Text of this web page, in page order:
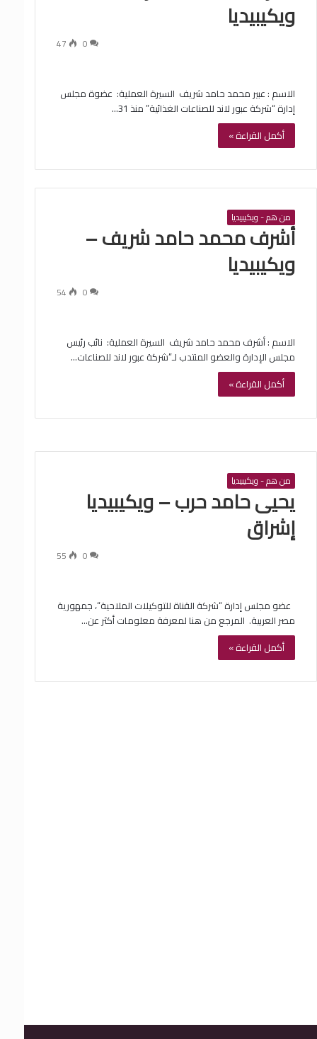
ويكيبيديا
0
47
الاسم : ‏عبير محمد حامد شريف ‏ السيرة العملية: ‏ عضوة مجلس
إدارة “شركة عبور لاند للصناعات الغذائية” منذ 31…
أكمل القراءة »
من هم - ويكيبيديا
‏أشرف محمد حامد شريف –
ويكيبيديا
0
54
الاسم : ‏أشرف محمد حامد شريف ‏ السيرة العملية: ‏ نائب رئيس
مجلس الإدارة والعضو المنتدب لـ”شركة عبور لاند للصناعات…
أكمل القراءة »
من هم - ويكيبيديا
‏يحيى حامد حرب – ويكيبيديا
إشراق
0
55
‏ ‏ عضو مجلس إدارة “شركة القناة للتوكيلات الملاحية“، جمهورية
مصر العربية. ‏ ‏المرجع من هنا لمعرفة معلومات أكثر عن…
أكمل القراءة »